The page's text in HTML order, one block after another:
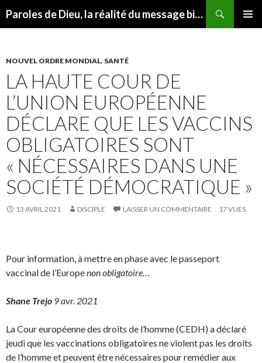
Paroles de Dieu, la réalité du message biblique
NOUVEL ORDRE MONDIAL, SANTÉ
LA HAUTE COUR DE
L’UNION EUROPÉENNE
DÉCLARE QUE LES VACCINS
OBLIGATOIRES SONT
« NÉCESSAIRES DANS UNE
SOCIÉTÉ DÉMOCRATIQUE »
13 AVRIL 2021 DISCIPLE LAISSER UN COMMENTAIRE 17 VUES
Pour information, à mettre en phase avec le passeport
vaccinal de l’Europenon obligatoire…
Shane Trejo 9 avr. 2021
La Cour européenne des droits de l’homme (CEDH) a déclaré
jeudi que les vaccinations obligatoires ne violent pas les droits
de l’homme et peuvent être nécessaires pour remédier aux